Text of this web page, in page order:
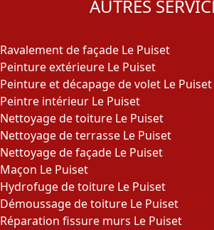
AUTRES
Ravalement de façade Le Puiset
Peinture extérieure Le Puiset
Peinture et décapage de volet Le Puiset
Peintre intérieur Le Puiset
Nettoyage de toiture Le Puiset
Nettoyage de terrasse Le Puiset
Nettoyage de façade Le Puiset
Maçon Le Puiset
Hydrofuge de toiture Le Puiset
Démoussage de toiture Le Puiset
Réparation fissure murs Le Puiset